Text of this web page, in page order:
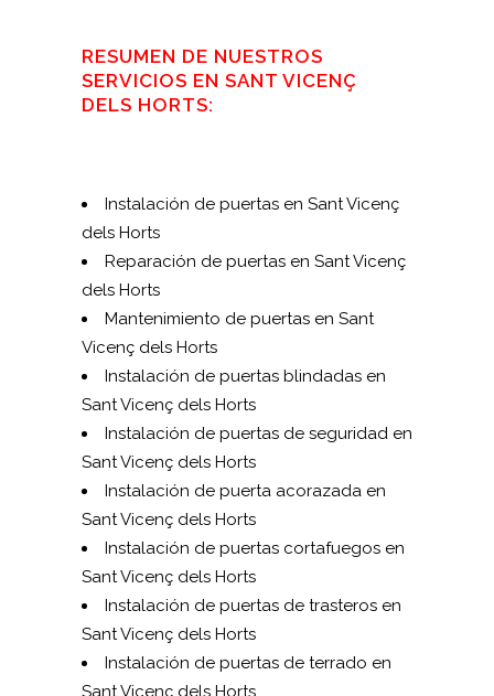
RESUMEN DE NUESTROS
SERVICIOS EN SANT VICENÇ
DELS HORTS:
Instalación de puertas en Sant Vicenç
dels Horts
Reparación de puertas en Sant Vicenç
dels Horts
Mantenimiento de puertas en Sant
Vicenç dels Horts
Instalación de puertas blindadas en
Sant Vicenç dels Horts
Instalación de puertas de seguridad en
Sant Vicenç dels Horts
Instalación de puerta acorazada en
Sant Vicenç dels Horts
Instalación de puertas cortafuegos en
Sant Vicenç dels Horts
Instalación de puertas de trasteros en
Sant Vicenç dels Horts
Instalación de puertas de terrado en
Sant Vicenç dels Horts